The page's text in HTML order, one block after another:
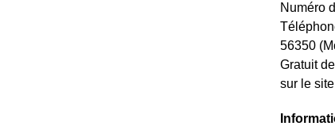
Numéro
56350
Gratuit
sur le